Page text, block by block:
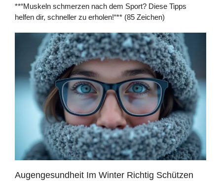
**“Muskeln schmerzen nach dem Sport? Diese Tipps
helfen dir, schneller zu erholen!“** (85 Zeichen)
Augengesundheit Im Winter Richtig Schützen